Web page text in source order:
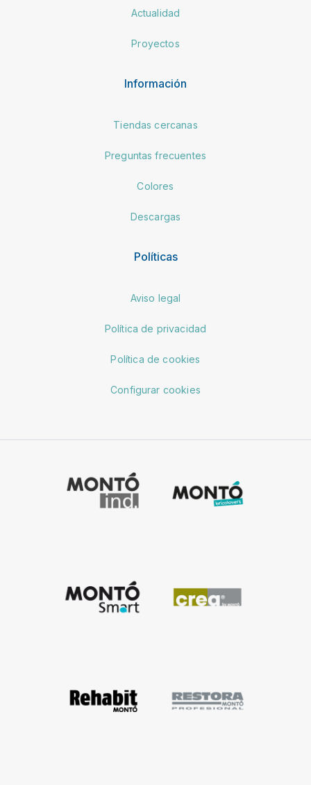
Actualidad
Proyectos
Información
Tiendas cercanas
Preguntas frecuentes
Colores
Descargas
Políticas
Aviso legal
Política de privacidad
Política de cookies
Configurar cookies